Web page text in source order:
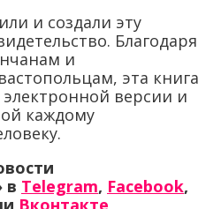
и создали эту
Благодаря
и
эта книга
версии и
каждому
в Telegram, Facebook,
Вконтакте